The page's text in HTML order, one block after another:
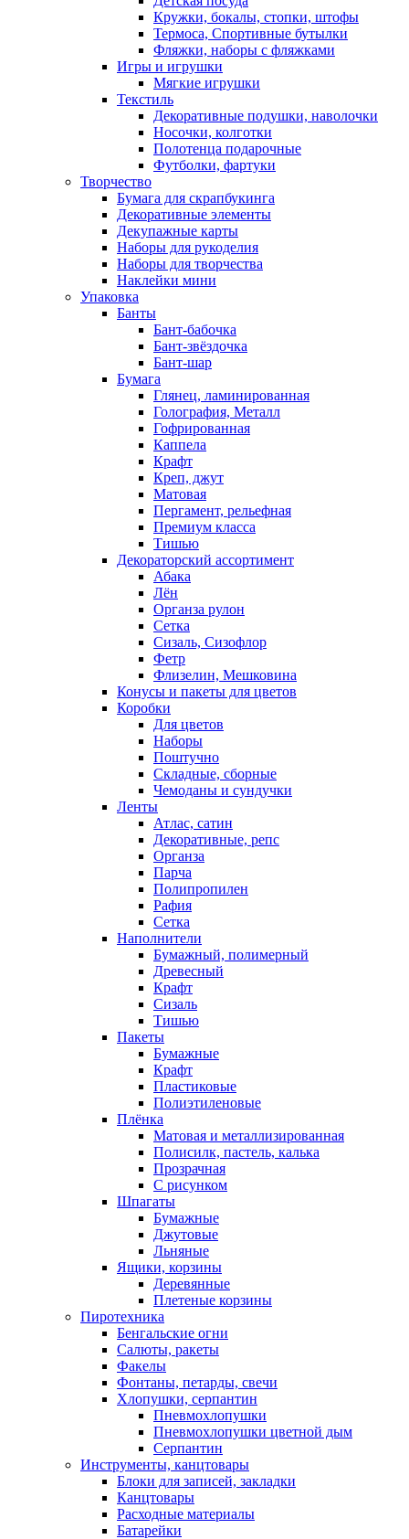
Кружки, бокалы, стопки, штофы
Термоса, Спортивные бутылки
Фляжки, наборы с фляжками
Игры и игрушки
Мягкие игрушки
Текстиль
Декоративные подушки, наволочки
Носочки, колготки
Полотенца подарочные
Футболки, фартуки
Творчество
Бумага для скрапбукинга
Декоративные элементы
Декупажные карты
Наборы для рукоделия
Наборы для творчества
Наклейки мини
Упаковка
Банты
Бант-бабочка
Бант-звёздочка
Бант-шар
Бумага
Глянец, ламинированная
Голография, Металл
Гофрированная
Каппела
Крафт
Креп, джут
Матовая
Пергамент, рельефная
Премиум класса
Тишью
Декораторский ассортимент
Абака
Лён
Органза рулон
Сетка
Сизаль, Сизофлор
Фетр
Флизелин, Мешковина
Конусы и пакеты для цветов
Коробки
Для цветов
Наборы
Поштучно
Складные, сборные
Чемоданы и сундучки
Ленты
Атлас, сатин
Декоративные, репс
Органза
Парча
Полипропилен
Рафия
Сетка
Наполнители
Бумажный, полимерный
Древесный
Крафт
Сизаль
Тишью
Пакеты
Бумажные
Крафт
Пластиковые
Полиэтиленовые
Плёнка
Матовая и металлизированная
Полисилк, пастель, калька
Прозрачная
С рисунком
Шпагаты
Бумажные
Джутовые
Льняные
Ящики, корзины
Деревянные
Плетеные корзины
Пиротехника
Бенгальские огни
Салюты, ракеты
Факелы
Фонтаны, петарды, свечи
Хлопушки, серпантин
Пневмохлопушки
Пневмохлопушки цветной дым
Серпантин
Инструменты, канцтовары
Блоки для записей, закладки
Канцтовары
Расходные материалы
Батарейки